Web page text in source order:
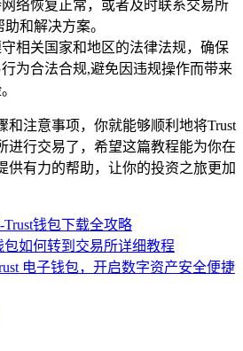
络恢复正常，或者及时联系交易所
和解决方案。
相关国家和地区的法律法规，确保
为合法合规,避免因违规操作而带来
和注意事项，你就能够顺利地将Trust
进行交易了，希望这篇教程能为你在
供有力的帮助，让你的投资之旅更加
钱包下载全攻略
包如何转到交易所详细教程
电子钱包，开启数字资产安全便捷